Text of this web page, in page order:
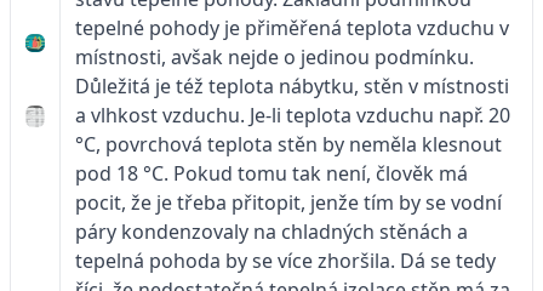
tepelné pohody je přiměřená teplota vzduchu v
místnosti, avšak nejde o jedinou podmínku.
Důležitá je též teplota nábytku, stěn v místnosti
a vlhkost vzduchu. Je-li teplota vzduchu např. 20
°C, povrchová teplota stěn by neměla klesnout
pod 18 °C. Pokud tomu tak není, člověk má
pocit, že je třeba přitopit, jenže tím by se vodní
páry kondenzovaly na chladných stěnách a
tepelná pohoda by se více zhoršila. Dá se tedy